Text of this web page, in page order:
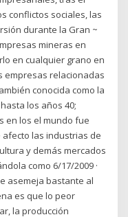
conflictos sociales, las
durante la Gran ~
mineras en
en cualquier grano en
empresas relacionadas
conocida como la
los años 40;
en los el mundo fue
afecto las industrias de
y demás mercados
como 6/17/2009 ·
asemeja bastante al
es que lo peor
la producción